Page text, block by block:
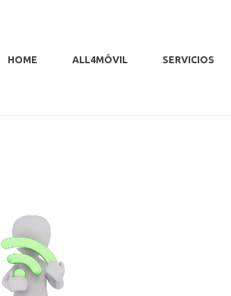
HOME ALL4MÓVIL SERVICIOS